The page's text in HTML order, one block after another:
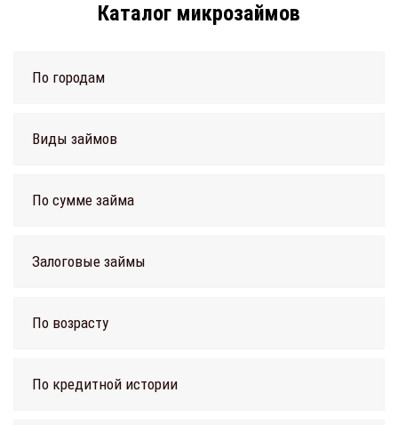
Каталог микрозаймов
По городам
Виды займов
По сумме займа
Залоговые займы
По возрасту
По кредитной истории